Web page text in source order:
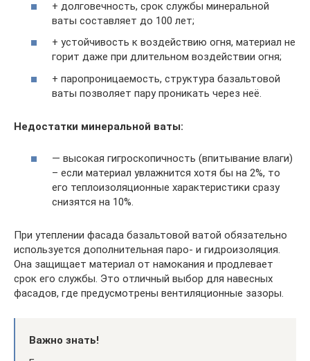
+ долговечность, срок службы минеральной
ваты составляет до 100 лет;
+ устойчивость к воздействию огня, материал не
горит даже при длительном воздействии огня;
+ паропроницаемость, структура базальтовой
ваты позволяет пару проникать через неё.
Недостатки минеральной ваты:
— высокая гигроскопичность (впитывание влаги)
– если материал увлажнится хотя бы на 2%, то
его теплоизоляционные характеристики сразу
снизятся на 10%.
При утеплении фасада базальтовой ватой обязательно
используется дополнительная паро- и гидроизоляция.
Она защищает материал от намокания и продлевает
срок его службы. Это отличный выбор для навесных
фасадов, где предусмотрены вентиляционные зазоры.
Важно знать!